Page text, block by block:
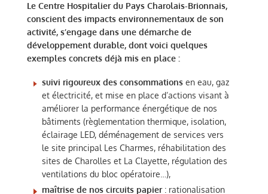
Le Centre Hospitalier du Pays Charolais-Brionnais,
conscient des impacts environnementaux de son
activité, s’engage dans une démarche de
développement durable, dont voici quelques
exemples concrets déjà mis en place :
suivi rigoureux des consommationsen eau, gaz
et électricité, et mise en place d’actions visant à
améliorer la performance énergétique de nos
bâtiments (règlementation thermique, isolation,
éclairage LED, déménagement de services vers
le site principal Les Charmes, réhabilitation des
sites de Charolles et La Clayette, régulation des
ventilations du bloc opératoire…),
maîtrise de nos circuits papier: rationalisation